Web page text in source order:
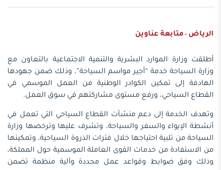
الرياض - متابعة عناوين
أطلقت وزارة الموارد البشرية والتنمية الاجتماعية بالتعاون مع
وزارة السياحة خدمة “أجير مواسم السياحة”، وذلك ضمن جهودها
الهادفة إلى تمكين الكوادر الوطنية من العمل الموسمي في
القطاع السياحي، ورفع مستوى مشاركتهم في سوق العمل.
وتهدف الخدمة إلى دعم منشآت القطاع السياحي التي تعمل في
أنشطة الإيواء والسفر والسياحة، وتشرف عليها وترخصها وزارة
السياحة من تلبية احتياجها خلال فترات الذروة السياحية، وتمكينها
من الاستفادة من خدمات القوى العاملة الموسمية حول المملكة،
وذلك وفق ضوابط وقواعد عمل محددة وآلية منظمة تضمن